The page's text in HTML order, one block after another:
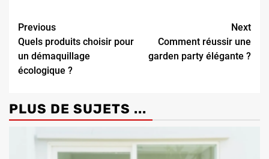
Continue
Reading
Previous
Quels produits choisir pour
un démaquillage
écologique ?
Next
Comment réussir une
garden party élégante ?
PLUS DE SUJETS ...